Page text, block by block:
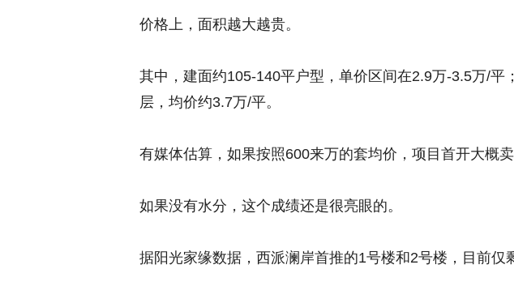
价格上，面积越大越贵。
其中，建面约105-140平户型，单价区间在2.9万-3.5万/平
层，均价约3.7万/平。
有媒体估算，如果按照600来万的套均价，项目首开大概卖
如果没有水分，这个成绩还是很亮眼的。
据阳光家缘数据，西派澜岸首推的1号楼和2号楼，目前仅